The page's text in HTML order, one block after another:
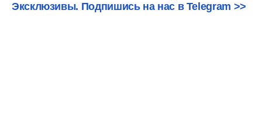
Эксклюзивы. Подпишись на нас в Telegram >>